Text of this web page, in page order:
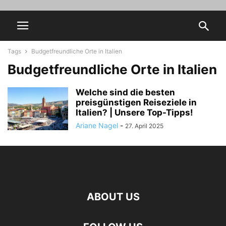
Tags Budgetfreundliche Orte in Italien
Budgetfreundliche Orte in Italien
Welche sind die besten
preisgünstigen Reiseziele in
Italien? | Unsere Top-Tipps!
Ariane Nagel - 27. April 2025
ABOUT US